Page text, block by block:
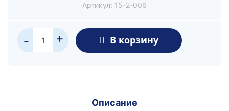
Артикул: 15-2-006
- + В корзину
Описание